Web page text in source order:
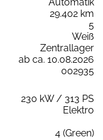
29.402 km
5
Weiß
Zentrallager
ab ca. 10.08.2026
002935
230 kW / 313 PS
Elektro
4 (Green)